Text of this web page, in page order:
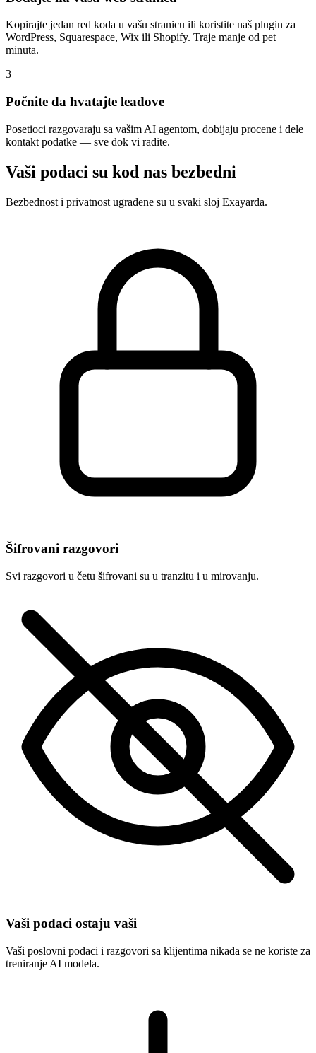
Kopirajte jedan red koda u vašu stranicu ili koristite naš plugin za
WordPress, Squarespace, Wix ili Shopify. Traje manje od pet
minuta.
3
Počnite da hvatajte leadove
Posetioci razgovaraju sa vašim AI agentom, dobijaju procene i dele
kontakt podatke — sve dok vi radite.
Vaši podaci su kod nas bezbedni
Bezbednost i privatnost ugrađene su u svaki sloj Exayarda.
Šifrovani razgovori
Svi razgovori u četu šifrovani su u tranzitu i u mirovanju.
Vaši podaci ostaju vaši
Vaši poslovni podaci i razgovori sa klijentima nikada se ne koriste za
treniranje AI modela.